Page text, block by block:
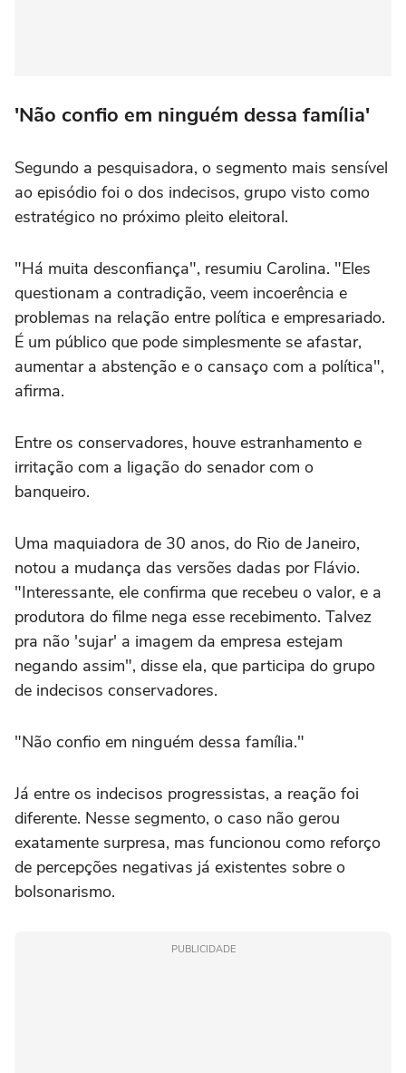
'Não confio em ninguém dessa família'
Segundo a pesquisadora, o segmento mais sensível
ao episódio foi o dos indecisos, grupo visto como
estratégico no próximo pleito eleitoral.
"Há muita desconfiança", resumiu Carolina. "Eles
questionam a contradição, veem incoerência e
problemas na relação entre política e empresariado.
É um público que pode simplesmente se afastar,
aumentar a abstenção e o cansaço com a política",
afirma.
Entre os conservadores, houve estranhamento e
irritação com a ligação do senador com o
banqueiro.
Uma maquiadora de 30 anos, do Rio de Janeiro,
notou a mudança das versões dadas por Flávio.
"Interessante, ele confirma que recebeu o valor, e a
produtora do filme nega esse recebimento. Talvez
pra não 'sujar' a imagem da empresa estejam
negando assim", disse ela, que participa do grupo
de indecisos conservadores.
"Não confio em ninguém dessa família."
Já entre os indecisos progressistas, a reação foi
diferente. Nesse segmento, o caso não gerou
exatamente surpresa, mas funcionou como reforço
de percepções negativas já existentes sobre o
bolsonarismo.
PUBLICIDADE